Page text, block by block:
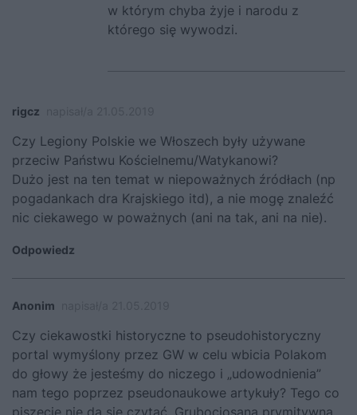
w którym chyba żyje i narodu z
którego się wywodzi.
rigcz
Czy Legiony Polskie we Włoszech były używane
przeciw Państwu Kościelnemu/Watykanowi?
Dużo jest na ten temat w niepoważnych źródłach (np
pogadankach dra Krajskiego itd), a nie mogę znaleźć
nic ciekawego w poważnych (ani na tak, ani na nie).
Odpowiedz
Anonim
Czy ciekawostki historyczne to pseudohistoryczny
portal wymyślony przez GW w celu wbicia Polakom
do głowy że jesteśmy do niczego i „udowodnienia”
nam tego poprzez pseudonaukowe artykuły? Tego co
piszecie nie da się czytać. Grubociosana prymitywna